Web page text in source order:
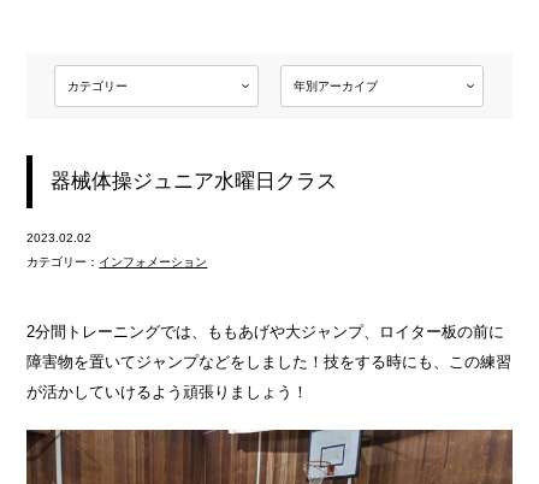
器械体操ジュニア水曜日クラス
2023.02.02
カテゴリー： インフォメーション
2分間トレーニングでは、ももあげや大ジャンプ、ロイター板の前に
障害物を置いてジャンプなどをしました！技をする時にも、この練習
が活かしていけるよう頑張りましょう！